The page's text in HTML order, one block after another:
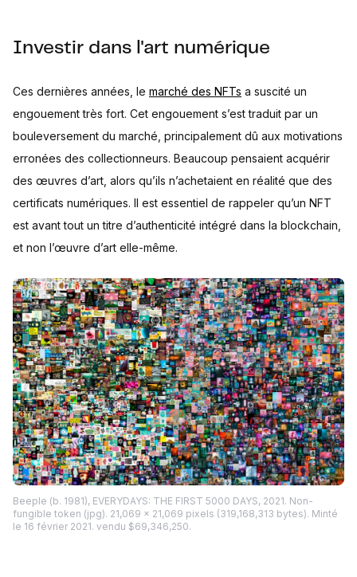
Investir dans l'art numérique
Ces dernières années, le marché des NFTs a suscité un
engouement très fort. Cet engouement s’est traduit par un
bouleversement du marché, principalement dû aux motivations
erronées des collectionneurs. Beaucoup pensaient acquérir
des œuvres d’art, alors qu’ils n’achetaient en réalité que des
certificats numériques. Il est essentiel de rappeler qu’un NFT
est avant tout un titre d’authenticité intégré dans la blockchain,
et non l’œuvre d’art elle-même.
Beeple (b. 1981), EVERYDAYS: THE FIRST 5000 DAYS, 2021. Non-
fungible token (jpg). 21,069 x 21,069 pixels (319,168,313 bytes). Minté
le 16 février 2021. vendu $69,346,250.